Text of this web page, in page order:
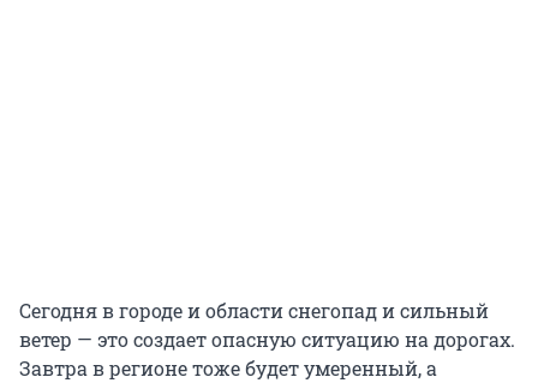
Сегодня в городе и области снегопад и сильный
ветер — это создает опасную ситуацию на дорогах.
Завтра в регионе тоже будет умеренный, а